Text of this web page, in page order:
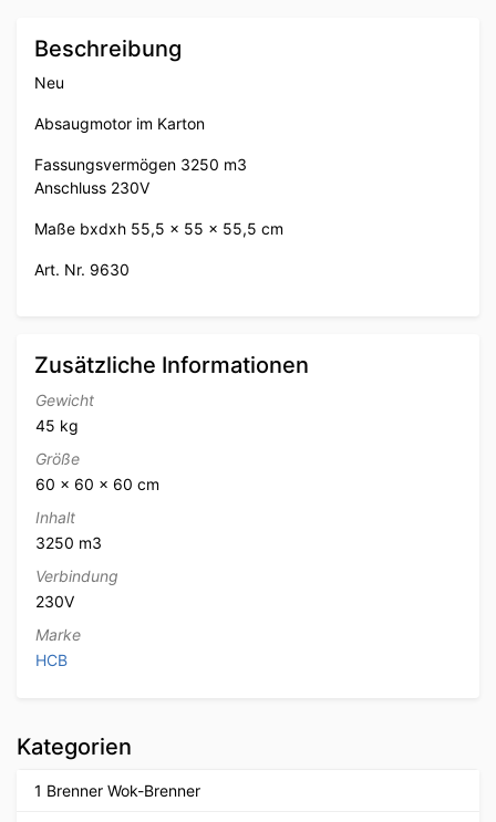
Beschreibung
Neu
Absaugmotor im Karton
Fassungsvermögen 3250 m3
Anschluss 230V
Maße bxdxh 55,5 x 55 x 55,5 cm
Art. Nr. 9630
Zusätzliche Informationen
Gewicht
45 kg
Größe
60 × 60 × 60 cm
Inhalt
3250 m3
Verbindung
230V
Marke
HCB
Kategorien
1 Brenner Wok-Brenner